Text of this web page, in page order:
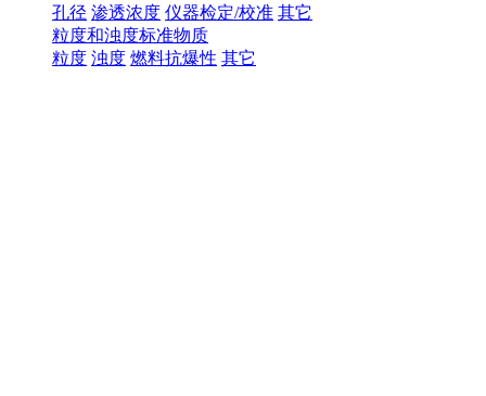
孔径 渗透浓度 仪器检定/校准 其它
粒度和浊度标准物质
粒度 浊度 燃料抗爆性 其它